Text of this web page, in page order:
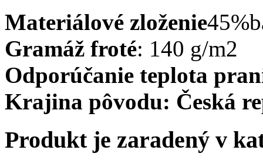
Materiálové zloženie
Gramáž froté: 140 g/m2
Odporúčanie teplota
Krajina pôvodu: Česká
Produkt je zaradený v